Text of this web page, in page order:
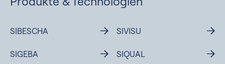
SIBESCHA
SIGEBA
SIVISU
SIQUAL